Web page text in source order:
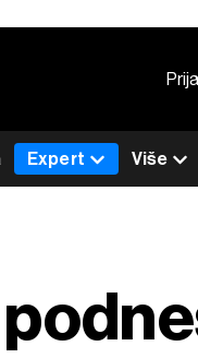
Expert Više